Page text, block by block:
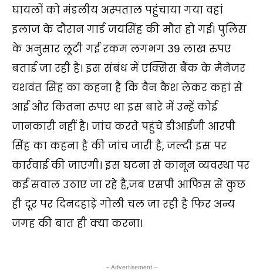
घायलों को मंडलीय अस्पताल पहुंचाया गया वहां
इलाज के दौरान गार्ड जयसिंह की मौत हो गई। पुलिस
के अनुसार लूटी गई रकम लगभग 39 लाख रुपए
बताई जा रही है। इस संबंध में एक्सिस बैंक के मैनेजर
यशवंत सिंह का कहना है कि वैन कैश लेकर कहां से
आई और कितना रुपए था इस बारे में उन्हें कोई
जानकारी नहीं है। जांच करते पहुंचे डीआईजी आरपी
सिंह का कहना है की जांच जारी है, जल्दी इस पर
कार्रवाई की जाएगी। इस घटना से कानून व्यवस्था पर
कई सवाल उठाए जा रहे है,जब एसपी आफिस से कुछ
ही दूर पर दिनदहाडे़ गोली चल जा रही है फिर अन्य
जगह की बात ही क्या करना।
– Advertisement –